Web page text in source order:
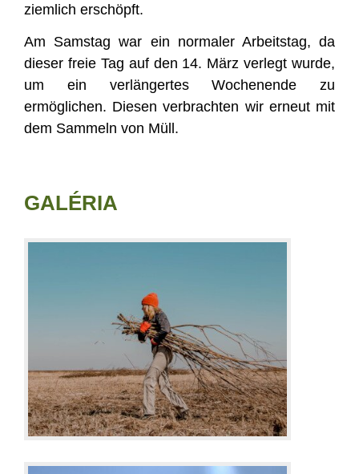
ziemlich erschöpft.
Am Samstag war ein normaler Arbeitstag, da
dieser freie Tag auf den 14. März verlegt wurde,
um ein verlängertes Wochenende zu
ermöglichen. Diesen verbrachten wir erneut mit
dem Sammeln von Müll.
GALÉRIA